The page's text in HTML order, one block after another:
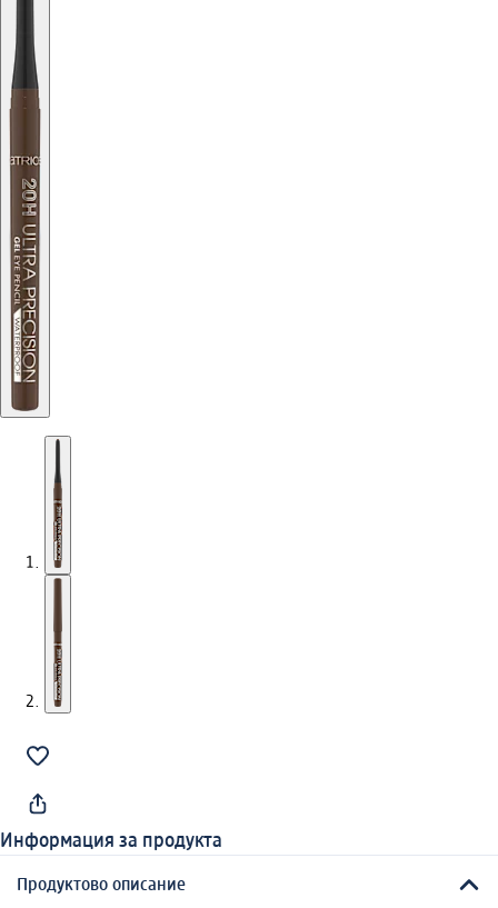
Информация за продукта
Продуктово описание